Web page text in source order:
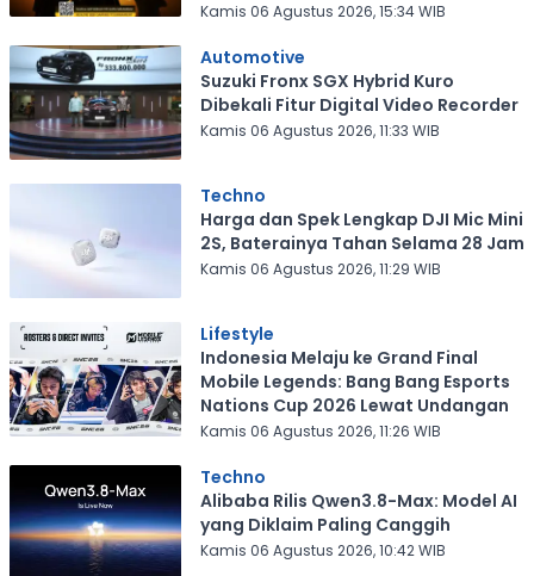
Kamis 06 Agustus 2026, 15:34 WIB
Automotive
Suzuki Fronx SGX Hybrid Kuro
Dibekali Fitur Digital Video Recorder
Kamis 06 Agustus 2026, 11:33 WIB
Techno
Harga dan Spek Lengkap DJI Mic Mini
2S, Baterainya Tahan Selama 28 Jam
Kamis 06 Agustus 2026, 11:29 WIB
Lifestyle
Indonesia Melaju ke Grand Final
Mobile Legends: Bang Bang Esports
Nations Cup 2026 Lewat Undangan
Kamis 06 Agustus 2026, 11:26 WIB
Techno
Alibaba Rilis Qwen3.8-Max: Model AI
yang Diklaim Paling Canggih
Kamis 06 Agustus 2026, 10:42 WIB